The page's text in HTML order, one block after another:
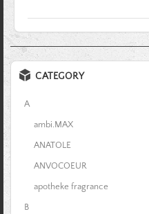
CATEGORY
A
ambi.MAX
ANATOLE
ANVOCOEUR
apotheke fragrance
B